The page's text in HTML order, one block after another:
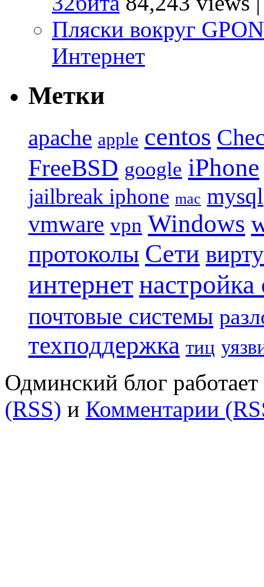
Пляски вокруг
Интернет
Метки
apache apple centos
FreeBSD google iPhone
jailbreak iphone mac mysql
vmware vpn Windows
протоколы Сети
интернет
почтовые системы
техподдержка тиц
Одминский блог
(RSS) и Комментарии